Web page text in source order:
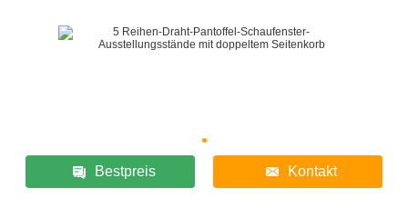
Bestpreis Kontakt